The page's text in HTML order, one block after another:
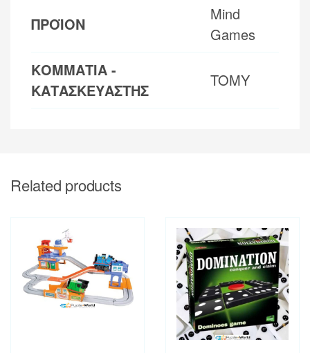
ΠΡΟΪΟΝ
Mind
Games
ΚΟΜΜΑΤΙΑ -
ΚΑΤΑΣΚΕΥΑΣΤΗΣ
TOMY
Related products